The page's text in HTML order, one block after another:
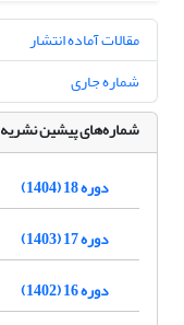
مقالات آماده انتشار
شماره جاری
شماره‌های پیشین نشریه
دوره 18 (1404)
دوره 17 (1403)
دوره 16 (1402)